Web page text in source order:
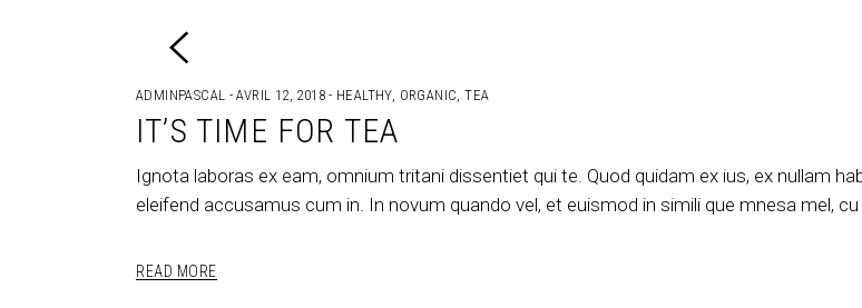
ADMINPASCAL AVRIL 12, 2018 HEALTHY, ORGANIC,TEA
IT’S TIME FOR TEA
Ignota laboras ex eam, omnium tritani dissentiet qui te. Quod quidam ex ius, ex nullam
eleifend accusamus cum in. In novum quando vel, et euismod in simili que mnesa mel, cu
READ MORE